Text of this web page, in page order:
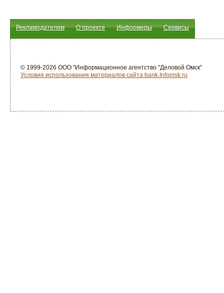
Рекламодателям О проекте Информеры Сервисы
© 1999-2026 ООО "Информационное агентство "Деловой Омск"
Условия использования материалов сайта bank.Infomsk.ru